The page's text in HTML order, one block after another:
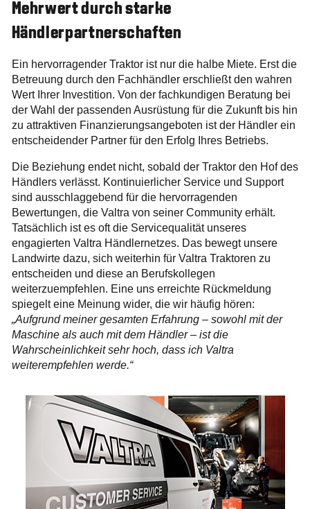
Mehrwert durch starke
Händlerpartnerschaften
Ein hervorragender Traktor ist nur die halbe Miete. Erst die
Betreuung durch den Fachhändler erschließt den wahren
Wert Ihrer Investition. Von der fachkundigen Beratung bei
der Wahl der passenden Ausrüstung für die Zukunft bis hin
zu attraktiven Finanzierungsangeboten ist der Händler ein
entscheidender Partner für den Erfolg Ihres Betriebs.
Die Beziehung endet nicht, sobald der Traktor den Hof des
Händlers verlässt. Kontinuierlicher Service und Support
sind ausschlaggebend für die hervorragenden
Bewertungen, die Valtra von seiner Community erhält.
Tatsächlich ist es oft die Servicequalität unseres
engagierten Valtra Händlernetzes. Das bewegt unsere
Landwirte dazu, sich weiterhin für Valtra Traktoren zu
entscheiden und diese an Berufskollegen
weiterzuempfehlen. Eine uns erreichte Rückmeldung
spiegelt eine Meinung wider, die wir häufig hören:
„Aufgrund meiner gesamten Erfahrung – sowohl mit der
Maschine als auch mit dem Händler – ist die
Wahrscheinlichkeit sehr hoch, dass ich Valtra
weiterempfehlen werde.“